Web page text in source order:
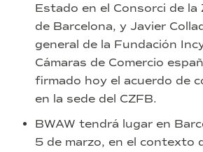
Estado en el Consorci de la
de Barcelona, y Javier
general de la Fundación
Cámaras de Comercio
firmado hoy el acuerdo de
en la sede del CZFB.
BWAW tendrá lugar en
5 de marzo, en el contexto